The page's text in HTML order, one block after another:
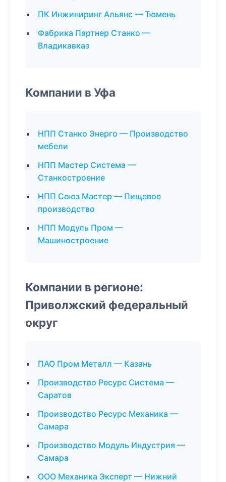
ПК Инжиниринг Альянс — Тюмень
Фабрика Партнер Станко —
Владикавказ
Компании в Уфа
НПП Станко Энерго — Производство
мебели
НПП Мастер Система —
Станкостроение
НПП Союз Мастер — Пищевое
производство
НПП Модуль Пром —
Машиностроение
Компании в регионе:
Приволжский федеральный
округ
ПАО Пром Металл — Казань
Производство Ресурс Система —
Саратов
Производство Ресурс Механика —
Самара
Производство Модуль Индустрия —
Самара
ООО Механика Эксперт — Нижний